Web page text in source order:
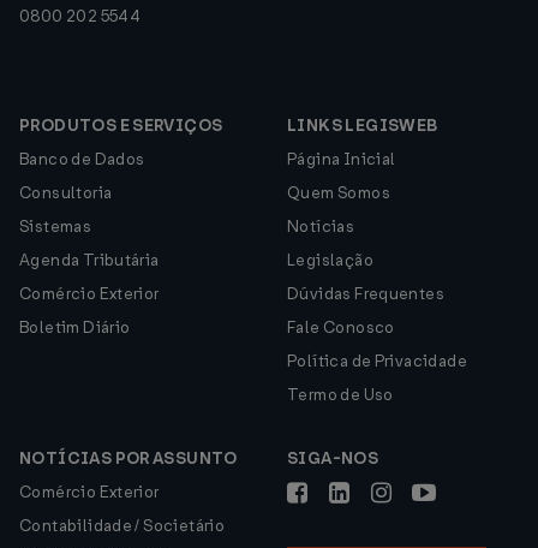
0800 202 5544
PRODUTOS E SERVIÇOS
Banco de Dados
Consultoria
Sistemas
Agenda Tributária
Comércio Exterior
Boletim Diário
LINKS LEGISWEB
Página Inicial
Quem Somos
Notícias
Legislação
Dúvidas Frequentes
Fale Conosco
Política de Privacidade
Termo de Uso
NOTÍCIAS POR ASSUNTO
Comércio Exterior
Contabilidade / Societário
SIGA-NOS